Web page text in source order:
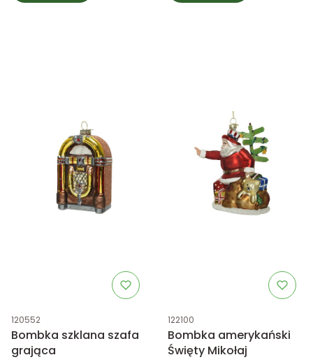
Kod produktu
120552
Bombka szklana szafa
grająca
Kod produktu
122100
Bombka amerykański
Święty Mikołaj